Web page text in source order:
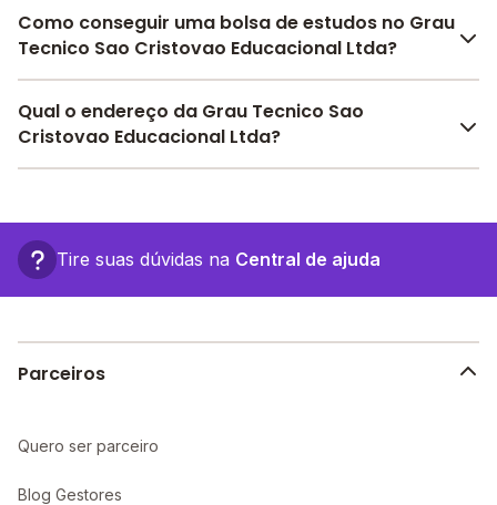
Como conseguir uma bolsa de estudos no Grau
Tecnico Sao Cristovao Educacional Ltda?
Pesquise bolsas disponíveis no Melhor Escola e
encontre o melhor desconto para você.
Qual o endereço da Grau Tecnico Sao
Cristovao Educacional Ltda?
em: , - Salvador - BA.
Tire suas dúvidas na Central de ajuda
Parceiros
Quero ser parceiro
Blog Gestores